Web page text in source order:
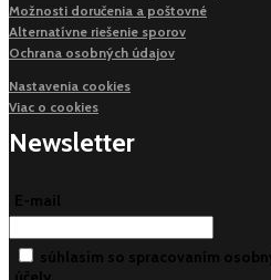
Možnosti doručenia a poštovné
Alternatívne riešenie sporov
Ochrana osobných údajov
Nastavenia cookies
Viac o cookies
Newsletter
E-mail
súhlasim so spracovaním